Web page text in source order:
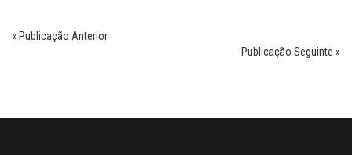
« Publicação Anterior
Publicação Seguinte »